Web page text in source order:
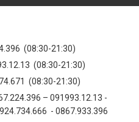
(08:30-21:30)
(08:30-21:30)
(08:30-21:30)
– 091993.12.13 -
- 0867.933.396